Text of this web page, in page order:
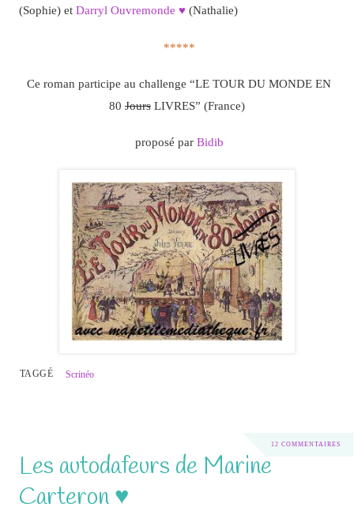
(Sophie) et Darryl Ouvremonde ♥ (Nathalie)
*****
Ce roman participe au challenge “LE TOUR DU MONDE EN
80 Jours LIVRES” (France)
proposé par Bidib
TAGGÉ Scrinéo
12 COMMENTAIRES
Les autodafeurs de Marine
Carteron ♥